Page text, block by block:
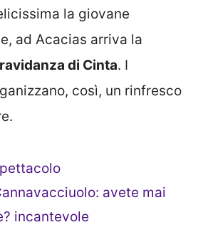
la giovane
ad Acacias arriva la
di Cinta. I
così, un rinfresco
avete mai
incantevole